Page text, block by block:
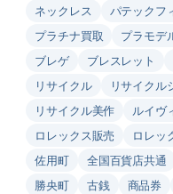
ネックレス
パテックフ
プラチナ買取
プラモデ
ブレゲ
ブレスレット
リサイクル
リサイクル
リサイクル美作
ルイヴ
ロレックス販売
ロレッ
佐用町
全国百貨店共通
勝央町
古銭 商品券